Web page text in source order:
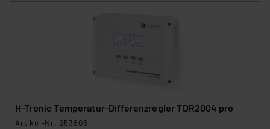
H-Tronic Temperatur-Differenzregler TDR2004 pro
Artikel-Nr. 253806